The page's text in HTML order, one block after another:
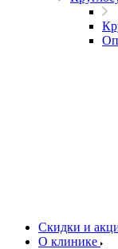
Скидки и
О клинике